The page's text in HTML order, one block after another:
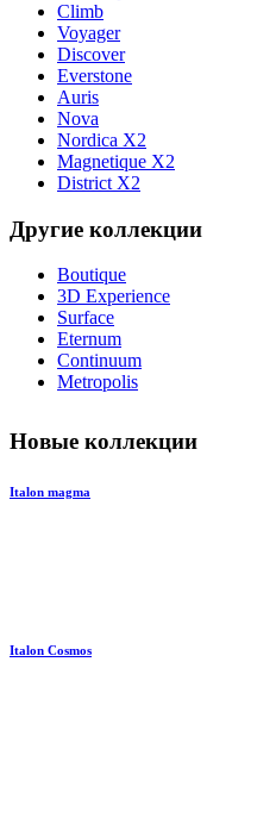
Climb
Voyager
Discover
Everstone
Auris
Nova
Nordica X2
Magnetique X2
District X2
Другие коллекции
Boutique
3D Experience
Surface
Eternum
Continuum
Metropolis
Новые коллекции
Italon magma
Italon Cosmos